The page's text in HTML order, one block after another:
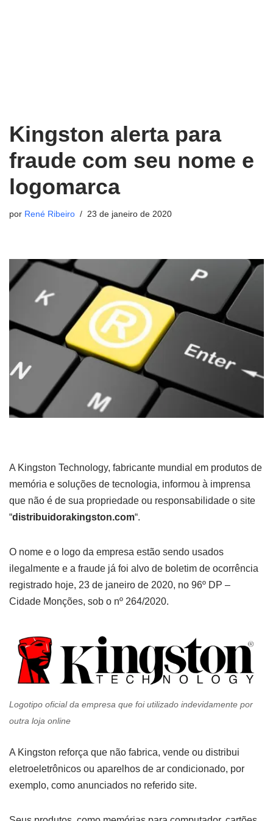
Kingston alerta para
fraude com seu nome e
logomarca
por René Ribeiro 23 de janeiro de 2020
A Kingston Technology, fabricante mundial em produtos de
memória e soluções de tecnologia, informou à imprensa
que não é de sua propriedade ou responsabilidade o site
“distribuidorakingston.com“.
O nome e o logo da empresa estão sendo usados
ilegalmente e a fraude já foi alvo de boletim de ocorrência
registrado hoje, 23 de janeiro de 2020, no 96º DP –
Cidade Monções, sob o nº 264/2020.
Logotipo oficial da empresa que foi utilizado indevidamente por
outra loja online
A Kingston reforça que não fabrica, vende ou distribui
eletroeletrônicos ou aparelhos de ar condicionado, por
exemplo, como anunciados no referido site.